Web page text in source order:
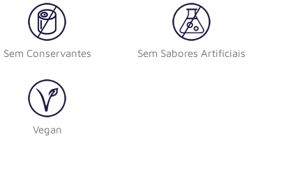
Sem Conservantes Sem Sabores Artificiais
Vegan